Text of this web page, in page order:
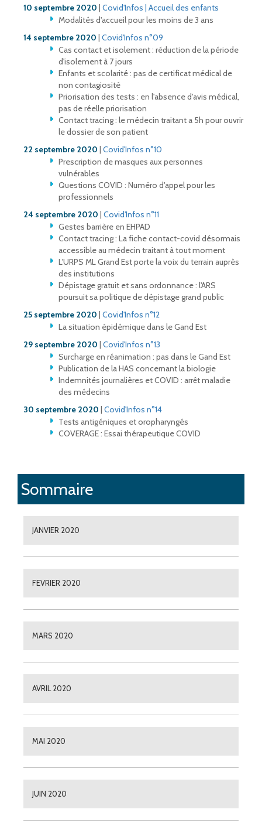
10 septembre 2020 | Covid'Infos | Accueil des enfants
Modalités d'accueil pour les moins de 3 ans
14 septembre 2020 | Covid'Infos n°09
Cas contact et isolement : réduction de la période
d'isolement à 7 jours
Enfants et scolarité : pas de certificat médical de
non contagiosité
Priorisation des tests : en l'absence d'avis médical,
pas de réelle priorisation
Contact tracing : le médecin traitant a 5h pour ouvrir
le dossier de son patient
22 septembre 2020 | Covid'Infos n°10
Prescription de masques aux personnes
vulnérables
Questions COVID : Numéro d'appel pour les
professionnels
24 septembre 2020 | Covid'Infos n°11
Gestes barrière en EHPAD
Contact tracing : La fiche contact-covid désormais
accessible au médecin traitant à tout moment
L'URPS ML Grand Est porte la voix du terrain auprès
des institutions
Dépistage gratuit et sans ordonnance : l'ARS
poursuit sa politique de dépistage grand public
25 septembre 2020 | Covid'Infos n°12
La situation épidémique dans le Gand Est
29 septembre 2020 | Covid'Infos n°13
Surcharge en réanimation : pas dans le Gand Est
Publication de la HAS concernant la biologie
Indemnités journalières et COVID : arrêt maladie
des médecins
30 septembre 2020 | Covid'Infos n°14
Tests antigéniques et oropharyngés
COVERAGE : Essai thérapeutique COVID
Sommaire
JANVIER 2020
FEVRIER 2020
MARS 2020
AVRIL 2020
MAI 2020
JUIN 2020